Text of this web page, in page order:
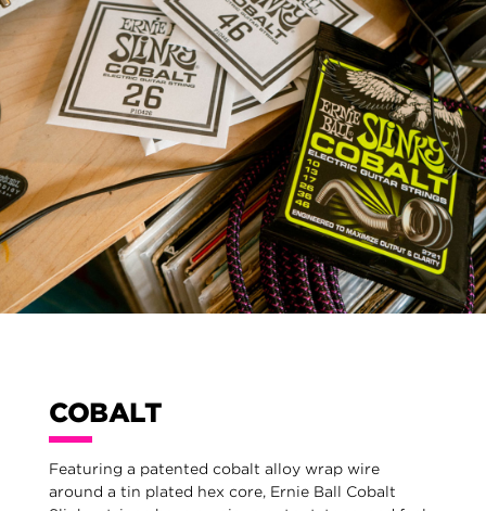
COBALT
Featuring a patented cobalt alloy wrap wire
around a tin plated hex core, Ernie Ball Cobalt